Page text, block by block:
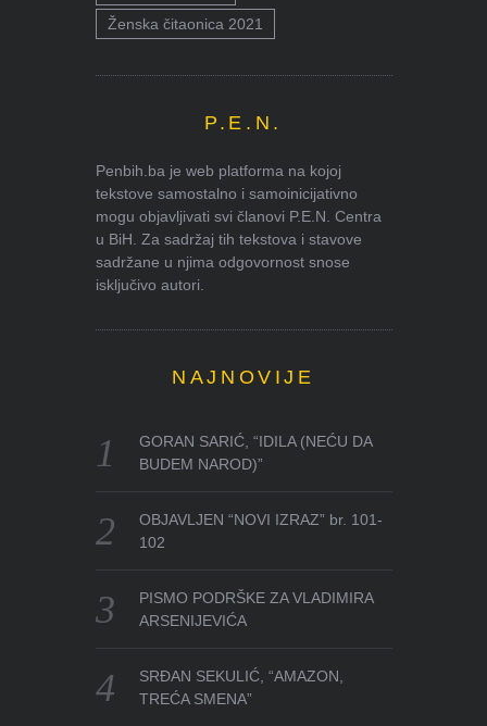
Ženska čitaonica 2021
P.E.N.
Penbih.ba je web platforma na kojoj
tekstove samostalno i samoinicijativno
mogu objavljivati svi članovi P.E.N. Centra
u BiH. Za sadržaj tih tekstova i stavove
sadržane u njima odgovornost snose
isključivo autori.
NAJNOVIJE
GORAN SARIĆ, “IDILA (NEĆU DA
BUDEM NAROD)”
OBJAVLJEN “NOVI IZRAZ” br. 101-
102
PISMO PODRŠKE ZA VLADIMIRA
ARSENIJEVIĆA
SRĐAN SEKULIĆ, “AMAZON,
TREĆA SMENA”